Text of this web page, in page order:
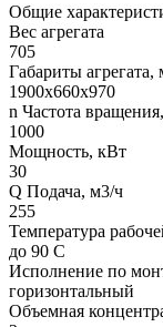
Общие
Вес агрегата
705
Габариты агрегата,
1900х660х970
n Частота
1000
Мощность, кВт
30
Q Подача, м3/ч
255
Температура
до 90 С
Исполнение по
горизонтальный
Объемная